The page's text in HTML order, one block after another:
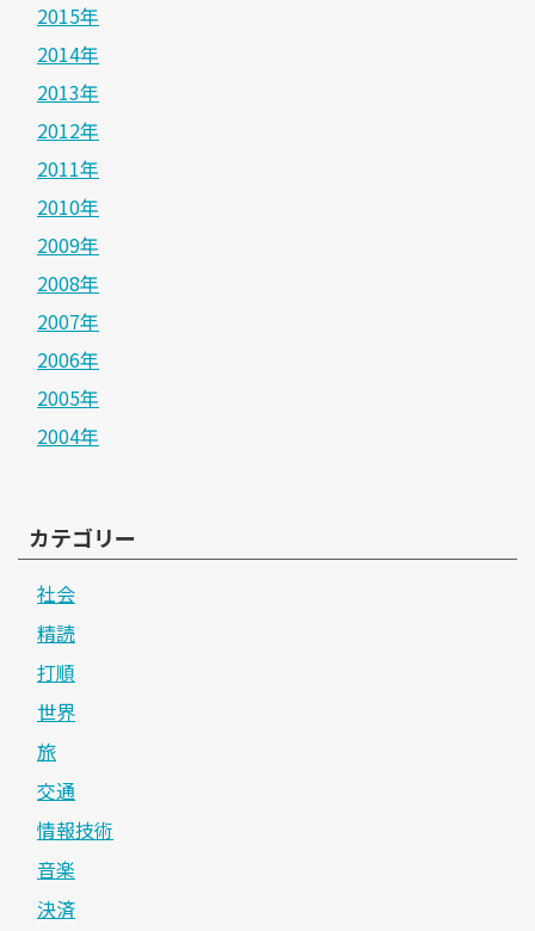
2015年
2014年
2013年
2012年
2011年
2010年
2009年
2008年
2007年
2006年
2005年
2004年
カテゴリー
社会
精読
打順
世界
旅
交通
情報技術
音楽
決済